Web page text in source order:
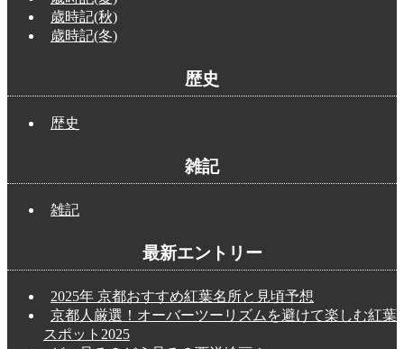
歳時記(秋)
歳時記(冬)
歴史
歴史
雑記
雑記
最新エントリー
2025年 京都おすすめ紅葉名所と見頃予想
京都人厳選！オーバーツーリズムを避けて楽しむ紅葉
スポット2025